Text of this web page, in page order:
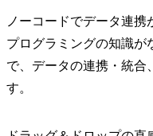
ノーコードでデータ連携
プログラミングの知識が
で、データの連携・統合
す。